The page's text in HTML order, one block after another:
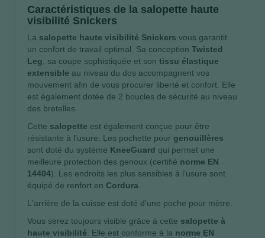
Caractéristiques de la salopette haute
visibilité Snickers
La salopette haute visibilité Snickers vous garantit
un confort de travail optimal. Sa conception Twisted
Leg , sa coupe sophistiquée et son tissu élastique
extensible au niveau du dos accompagnent vos
mouvement afin de vous procurer liberté et confort. Elle
est également dotée de 2 boucles de sécurité au niveau
des bretelles.
Cette salopette est également conçue pour être
résistante à l’usure. Les pochette pour genouillères
sont doté du système KneeGuard qui permet une
meilleure protection des genoux (certifié norme EN
14404). Les endroits les plus sensibles à l'usure sont
équipé de renfort en Cordura
L'arrière de la cuisse est doté d'une poche pour mètre.
Vous serez toujours visible grâce à cette salopette à
haute visibilité . Elle est conforme à la norme EN